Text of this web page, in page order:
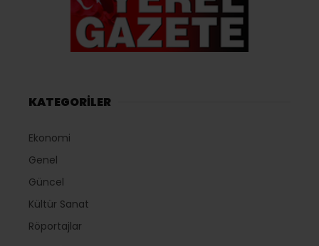
KATEGORİLER
Ekonomi
Genel
Güncel
Kültür Sanat
Röportajlar